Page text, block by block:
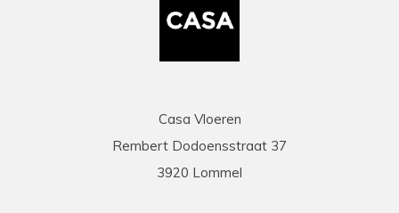
Casa Vloeren
Rembert Dodoensstraat 37
3920 Lommel